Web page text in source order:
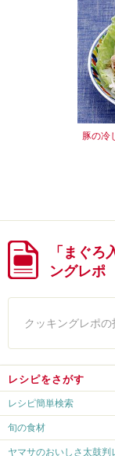
豚の冷
「まぐ
ングレポ
クッキングレポ
レシピをさがす
レシピ簡単検索
旬の食材
ヤマサのおいしさ太鼓判